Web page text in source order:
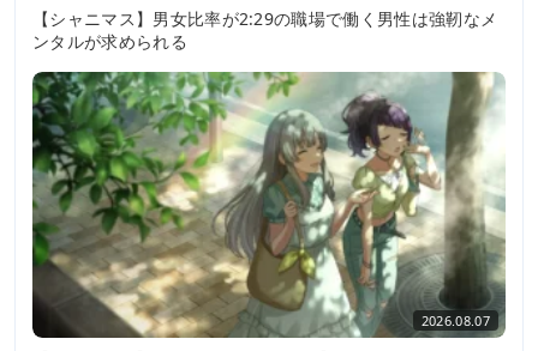
【シャニマス】男女比率が2:29の職場で働く男性は強靭なメ
ンタルが求められる
2026.08.07